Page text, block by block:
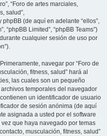
“Foro de artes marciales,
salud”,
phpBB (de aquí en adelante “ellos”,
“phpBB Limited”, “phpBB Teams”)
cualquier sesión de uso por
navegar por “Foro de
fitness, salud” hará al
las cuales son un pequeño
temporales del navegador
un identificador de usuario
de sesión anónima (de aquí
asignada a usted por el software
que haya navegado por temas
musculación, fitness, salud”